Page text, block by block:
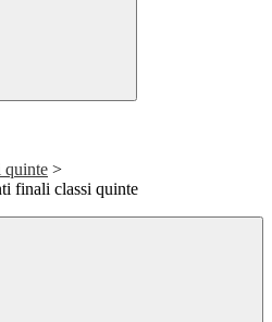
quinte >
finali classi quinte